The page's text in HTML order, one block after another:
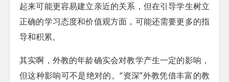
起来可能更容易建立亲近的关系，但在引导学生树立
正确的学习态度和价值观方面，可能还需要更多的指
导和积累。
其实啊，外教的年龄确实会对教学产生一定的影响，
但这种影响可不是绝对的。“资深”外教凭借丰富的教